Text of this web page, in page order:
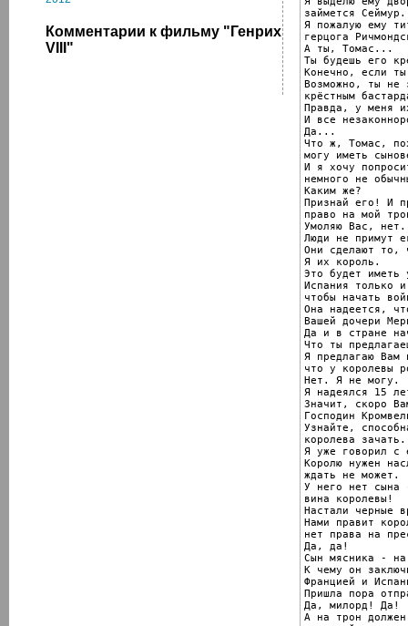
Комментарии к фильму "Генрих
VIII"
займется Сеймур.
Я пожалую ему
герцога
А ты, Томас...
Ты будешь его
Конечно, если
Возможно, ты не
крёстным
Правда, у меня
И все
Да...
Что ж, Томас,
могу иметь
И я хочу
немного не
Каким же?
Признай его! И
право на мой
Умоляю Вас, нет.
Люди не примут
Они сделают то,
Я их король.
Это будет иметь
Испания только
чтобы начать
Она надеется,
Вашей дочери
Да и в стране
Что ты
Я предлагаю Вам
что у королевы
Нет. Я не могу.
Я надеялся 15
Значит, скоро
Господин
Узнайте,
королева зачать.
Я уже говорил с
Королю нужен
ждать не может.
У него нет сына
вина королевы!
Настали черные
Нами правит
нет права на
Да, да!
Сын мясника -
К чему он
Францией и
Пришла пора
Да, милорд! Да!
А на трон